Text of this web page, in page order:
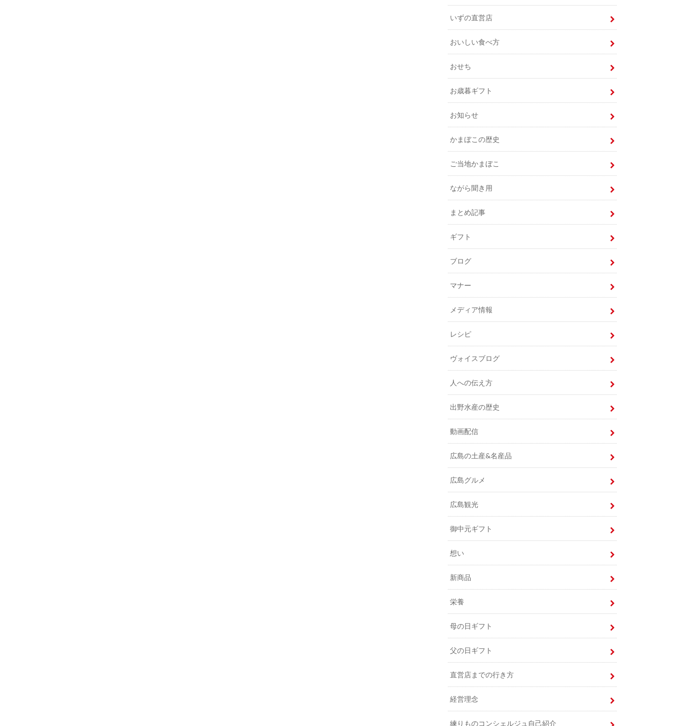
いずの直営店
おいしい食べ方
おせち
お歳暮ギフト
お知らせ
かまぼこの歴史
ご当地かまぼこ
ながら聞き用
まとめ記事
ギフト
ブログ
マナー
メディア情報
レシピ
ヴォイスブログ
人への伝え方
出野水産の歴史
動画配信
広島の土産&名産品
広島グルメ
広島観光
御中元ギフト
想い
新商品
栄養
母の日ギフト
父の日ギフト
直営店までの行き方
経営理念
練りものコンシェルジュ自己紹介